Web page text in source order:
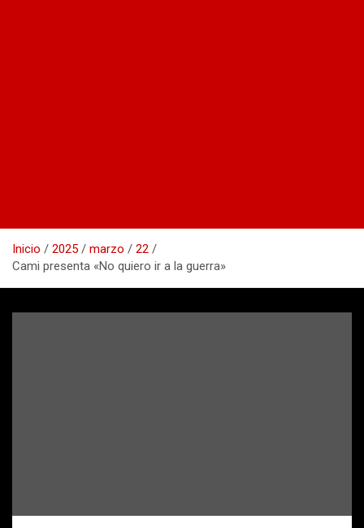
Inicio 2025 marzo
22
Cami presenta «No quiero ir a la guerra»